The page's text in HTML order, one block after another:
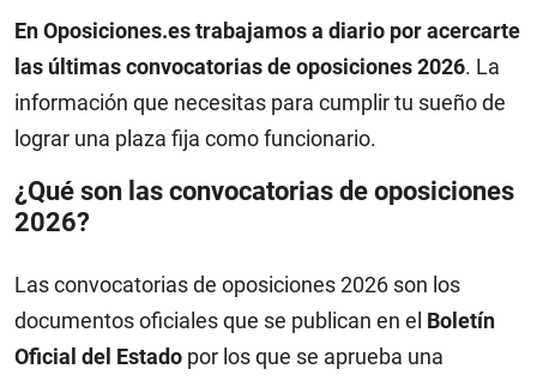
En Oposiciones.es trabajamos a diario por acercarte
las últimas convocatorias de oposiciones 2026. La
información que necesitas para cumplir tu sueño de
lograr una plaza fija como funcionario.
¿Qué son las convocatorias de oposiciones
2026?
Las convocatorias de oposiciones 2026 son los
documentos oficiales que se publican en el Boletín
Oficial del Estado por los que se aprueba una